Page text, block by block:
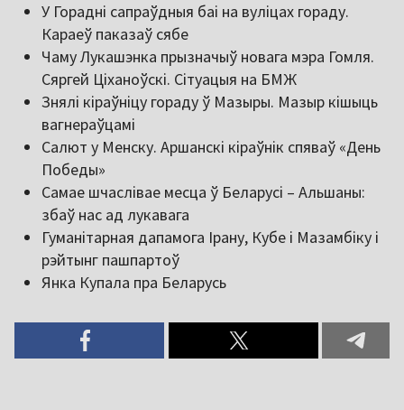
У Горадні сапраўдныя баі на вуліцах гораду.
Караеў паказаў сябе
Чаму Лукашэнка прызначыў новага мэра Гомля.
Сяргей Ціханоўскі. Сітуацыя на БМЖ
Знялі кіраўніцу гораду ў Мазыры. Мазыр кішыць
вагнераўцамі
Салют у Менску. Аршанскі кіраўнік спяваў «День
Победы»
Самае шчаслівае месца ў Беларусі – Альшаны:
збаў нас ад лукавага
Гуманітарная дапамога Ірану, Кубе і Мазамбіку і
рэйтынг пашпартоў
Янка Купала пра Беларусь